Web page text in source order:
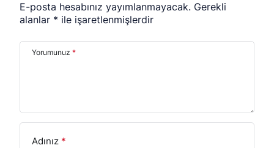
E-posta hesabınız yayımlanmayacak. Gerekli
alanlar * ile işaretlenmişlerdir
Yorumunuz *
Adınız *